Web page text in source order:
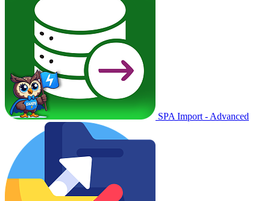
SPA Import - Advanced